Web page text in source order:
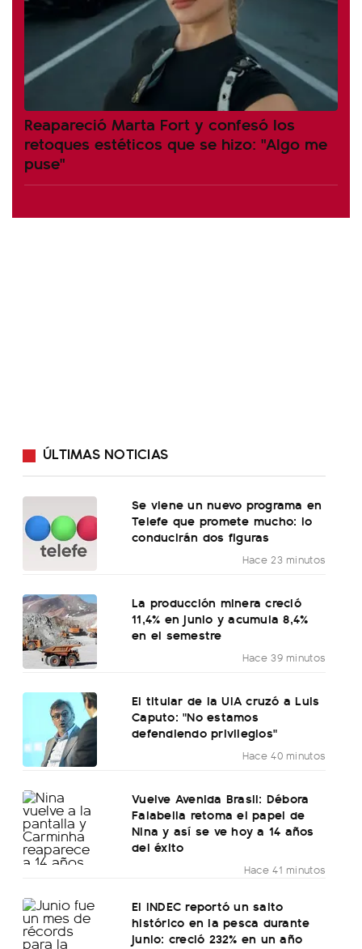
Reapareció Marta Fort y confesó los
retoques estéticos que se hizo: "Algo me
puse"
ÚLTIMAS NOTICIAS
Se viene un nuevo programa en
Telefe que promete mucho: lo
conducirán dos figuras
Hace 23 minutos
La producción minera creció
11,4% en junio y acumula 8,4%
en el semestre
Hace 39 minutos
El titular de la UIA cruzó a Luis
Caputo: "No estamos
defendiendo privilegios"
Hace 40 minutos
Vuelve Avenida Brasil: Débora
Falabella retoma el papel de
Nina y así se ve hoy a 14 años
del éxito
Hace 41 minutos
El INDEC reportó un salto
histórico en la pesca durante
junio: creció 232% en un año